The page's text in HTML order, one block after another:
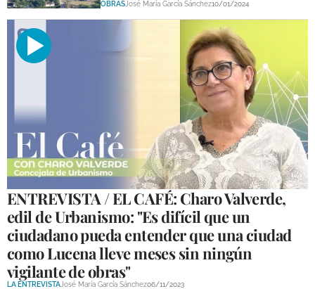
OBRASJosé María García Sánchez10/01/2024
ENTREVISTA / EL CAFÉ: Charo Valverde,
edil de Urbanismo: "Es difícil que un
ciudadano pueda entender que una ciudad
como Lucena lleve meses sin ningún
vigilante de obras"
LA ENTREVISTA José María García Sánchez06/11/2023